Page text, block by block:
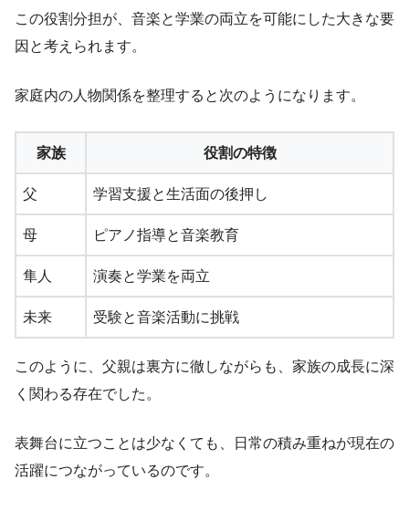
この役割分担が、音楽と学業の両立を可能にした大きな要
因と考えられます。
家庭内の人物関係を整理すると次のようになります。
家族 役割の特徴
父 学習支援と生活面の後押し
母 ピアノ指導と音楽教育
隼人 演奏と学業を両立
未来 受験と音楽活動に挑戦
このように、父親は裏方に徹しながらも、家族の成長に深
く関わる存在でした。
表舞台に立つことは少なくても、日常の積み重ねが現在の
活躍につながっているのです。